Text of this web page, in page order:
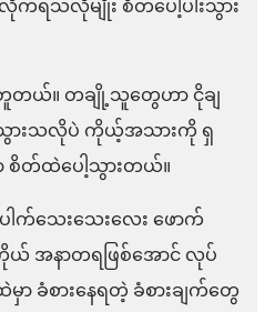
ရသလိုမျိုး စိတ်ပေါ့ပါးသွား
တယ်။ တချို့သူတွေဟာ ငိုချ
းသလိုပဲ ကိုယ့်အသားကို ရှ
တ်ထဲပေါ့သွားတယ်။
ါက်သေးသေးလေး ဖောက်
နာတရဖြစ်အောင် လုပ်
ခံစားနေရတဲ့ ခံစားချက်တွေ